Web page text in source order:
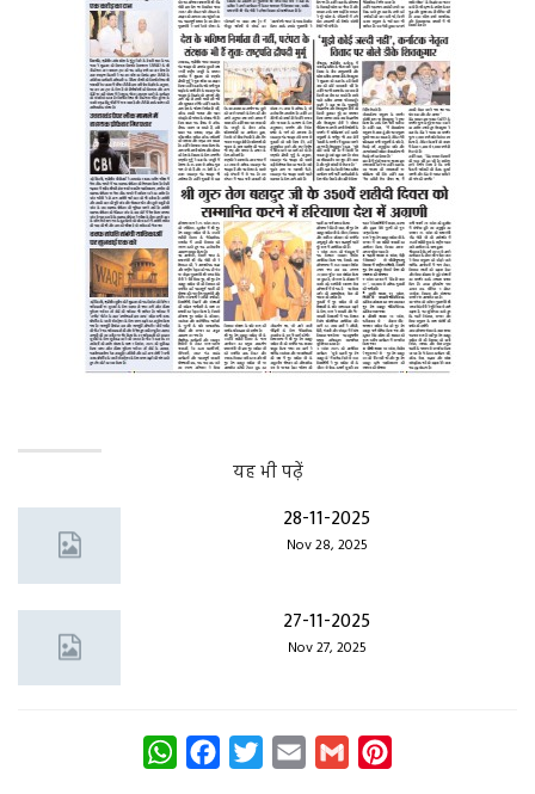
यह भी पढ़ें
28-11-2025
Nov 28, 2025
27-11-2025
Nov 27, 2025
WhatsAppFacebookTwitterEmail Gmail